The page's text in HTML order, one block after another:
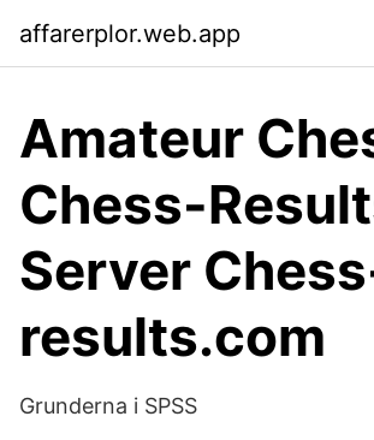
affarerplor.web.app
Amateur
Chess-
Server
results.com
Grunderna i SPSS